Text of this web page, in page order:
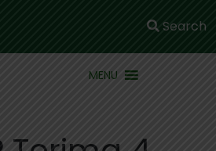
Search
MENU